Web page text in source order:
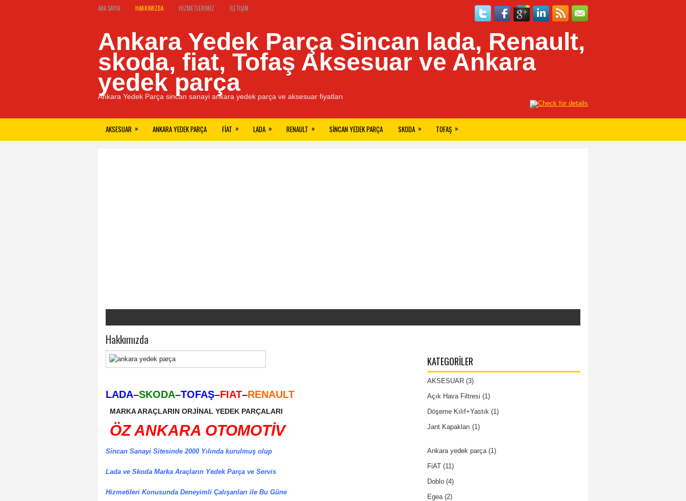
ANA SAYFA HAKKIMIZDA HIZMETLERIMIZ İLETIŞIM
Ankara Yedek Parça Sincan lada, Renault,
skoda, fiat, Tofaş Aksesuar ve Ankara
yedek parça
Ankara Yedek Parça sincan sanayi ankara yedek parça ve aksesuar fiyatları
AKSESUAR » ANKARA YEDEK PARÇA FIAT » LADA » RENAULT » SINCAN YEDEK PARÇA SKODA » TOFAŞ »
Hakkımızda
LADA–SKODA–TOFAŞ–FIAT–RENAULT
MARKA ARAÇLARIN ORJİNAL YEDEK PARÇALARI
ÖZ ANKARA OTOMOTİV
Sincan Sanayi Sitesinde 2000 Yılında kurulmuş olup
Lada ve Skoda Marka Araçların Yedek Parça ve Servis
Hizmetileri Konusunda Deneyimli Çalışanları ile Bu Güne
KATEGORILER
AKSESUAR (3)
Açık Hava Filtresi (1)
Döşeme Kılıf+Yastık (1)
Jant Kapakları (1)
Ankara yedek parça(1)
FiAT (11)
Doblo (4)
Egea(2)